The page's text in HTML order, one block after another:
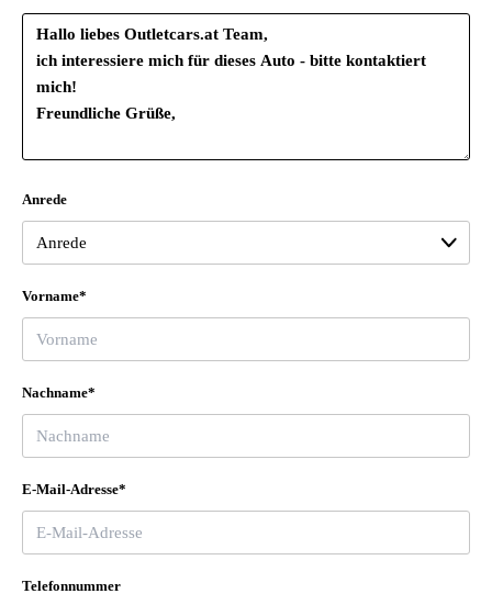
Anrede
Vorname*
Nachname*
E-Mail-Adresse*
Telefonnummer